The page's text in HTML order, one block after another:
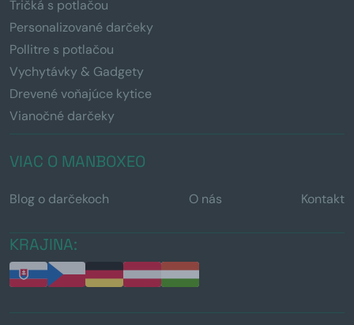
Tričká s potlačou
Personalizované darčeky
Pollitre s potlačou
Vychytávky & Gadgety
Drevené voňajúce kytice
Vianočné darčeky
VIAC O MANBOXEO
Blog o darčekoch O nás Kontakt
KRAJINA: